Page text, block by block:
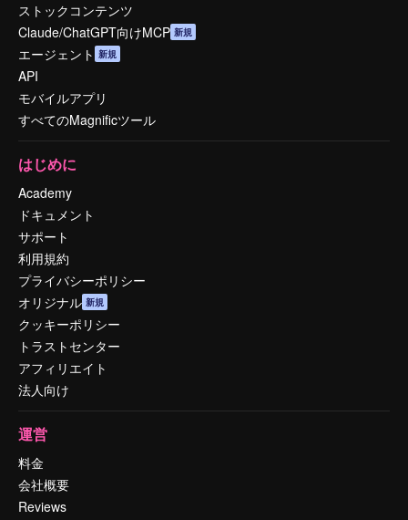
ストックコンテンツ
Claude/ChatGPT向けMCP 新規
エージェント 新規
API
モバイルアプリ
すべてのMagnificツール
はじめに
Academy
ドキュメント
サポート
利用規約
プライバシーポリシー
オリジナル 新規
クッキーポリシー
トラストセンター
アフィリエイト
法人向け
運営
料金
会社概要
Reviews